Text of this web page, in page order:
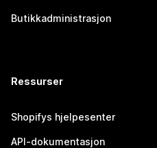
Butikkadministrasjon
Ressurser
Shopifys hjelpesenter
API-dokumentasjon